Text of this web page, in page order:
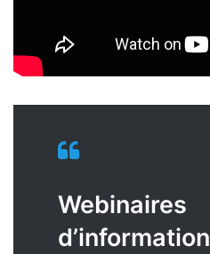
Webinaires
d’information